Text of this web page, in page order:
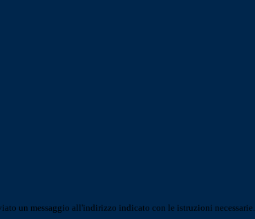
un messaggio all'indirizzo indicato con le istruzioni necessarie.